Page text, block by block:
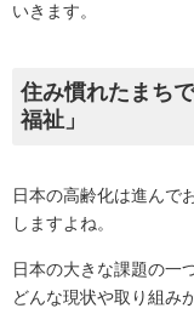
いきます。
住み慣れたまち
福祉」
日本の高齢化は進んで
しますよね。
日本の大きな課題の一
どんな現状や取り組み